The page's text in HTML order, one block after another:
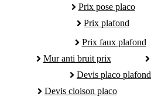
Prix pose placo
Prix plafond
Prix faux plafond
Mur anti bruit prix
Devis placo plafond
Devis cloison placo